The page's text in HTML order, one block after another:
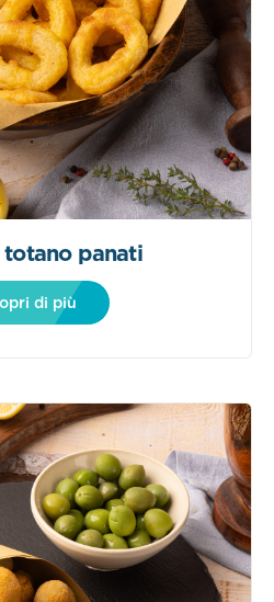
panati
di più